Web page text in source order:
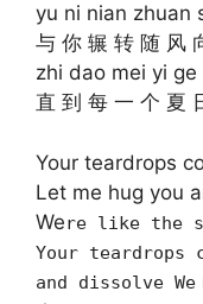
yu ni nian zhuan
与 你 辗 转 随 风
zhi dao mei yi
直 到 每 一 个 夏
Your teardrops
Let me hug you
Were like the
Your teardrops
and dissolve We